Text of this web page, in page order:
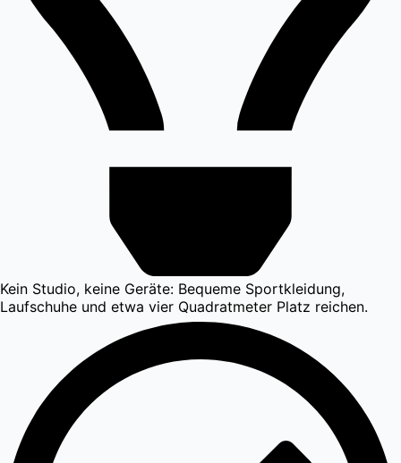
Kein Studio, keine Geräte: Bequeme Sportkleidung,
Laufschuhe und etwa vier Quadratmeter Platz reichen.